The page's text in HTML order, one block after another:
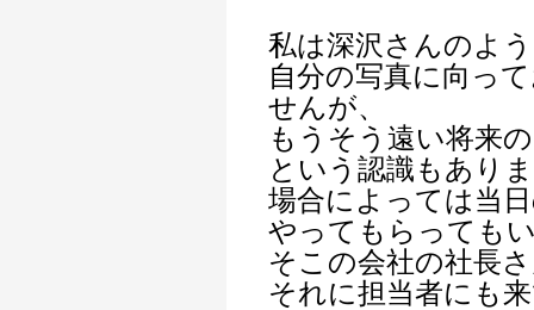
私は深沢さんのよ
自分の写真に向っ
せんが、
もうそう遠い将来
という認識もあり
場合によっては当
やってもらっても
そこの会社の社長
それに担当者にも